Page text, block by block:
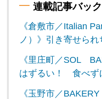
連載記事バッ
《倉敷市／Italian
ノ）》引き寄せら
《里庄町／SOL
はずるい！ 食べず
《玉野市／